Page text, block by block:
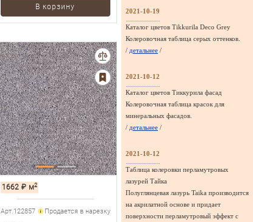
В корзину
1662 ₽ м2
Арт.122857 Продается в нарезку
2021-10-19
Каталог цветов Tikkurila Deco Grey
Колеровочная таблица серых оттенков.
/ детальнее /
2021-10-12
Каталог цветов Тиккурила фасад
Колеровочная таблица красок для
минеральных фасадов.
/ детальнее /
2021-10-12
Таблица колеровки перламутровых
лазурей Тайка
Полуглянцевая лазурь Taika производится
на акрилатной основе и придает
поверхности перламутровый эффект с